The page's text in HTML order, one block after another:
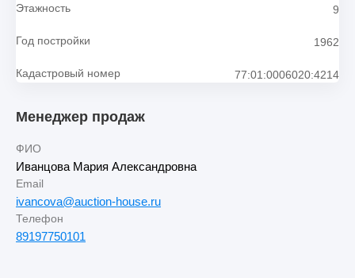
Этажность 9
Год постройки 1962
Кадастровый номер 77:01:0006020:4214
Менеджер продаж
ФИО
Иванцова Мария Александровна
Email
ivancova@auction-house.ru
Телефон
89197750101